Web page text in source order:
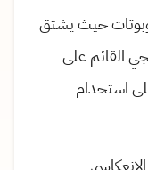
حيث يشتق
القائم على
استخدام